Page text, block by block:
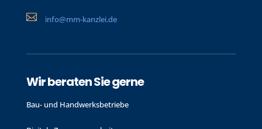
 info@mm-kanzlei.de
Wir beraten Sie gerne
Bau- und Handwerks­betriebe